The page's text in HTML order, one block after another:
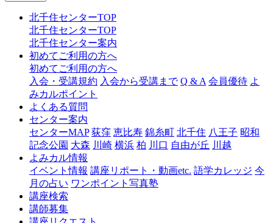
北千住センターTOP
北千住センターTOP
北千住センター案内
初めてご利用の方へ
初めてご利用の方へ
入会・受講規約 入会から受講まで Q & A 会員優待 よ
みカルポイント
よくある質問
センター案内
センターMAP 荻窪 恵比寿 錦糸町 北千住 八王子 昭和
記念公園 大森 川崎 横浜 柏 川口 自由が丘 川越
よみカル情報
イベント情報 講座リポート・動画etc. 語学カレッジ 今
月の占い ワンポイント写真塾
講座検索
講師募集